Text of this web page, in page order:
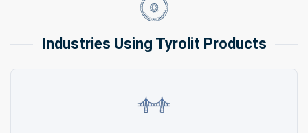
Industries Using Tyrolit Products